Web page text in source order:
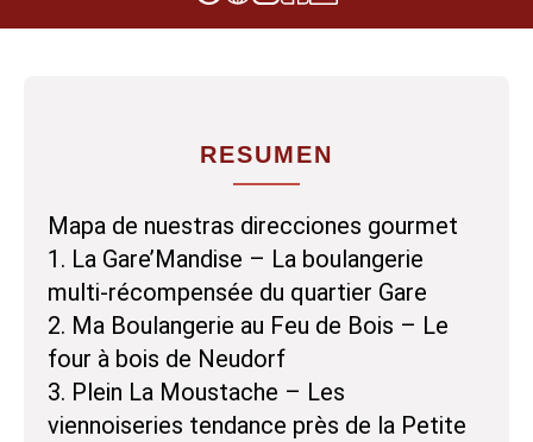
RESUMEN
Mapa de nuestras direcciones gourmet
1. La Gare’Mandise – La boulangerie
multi-récompensée du quartier Gare
2. Ma Boulangerie au Feu de Bois – Le
four à bois de Neudorf
3. Plein La Moustache – Les
viennoiseries tendance près de la Petite